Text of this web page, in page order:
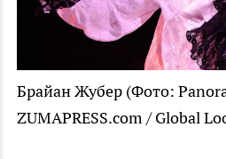
Брайан Жубер (Фото:
ZUMAPRESS.com / Global